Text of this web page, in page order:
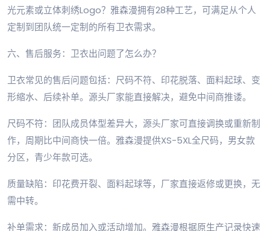
光元素或立体刺绣Logo？雅森漫拥有28种工艺，可满足从个人
定制到团队统一定制的所有卫衣需求。
六、售后服务：卫衣出问题了怎么办？
卫衣常见的售后问题包括：尺码不符、印花脱落、面料起球、变
形缩水、后续补单。源头厂家能直接解决，避免中间商推诿。
尺码不符：团队成员体型差异大，源头厂家可直接调换或重新制
作，周期比中间商快一倍。雅森漫提供XS-5XL全尺码，男女款
分区，青少年款可选。
质量缺陷：印花费开裂、面料起球等，厂家直接返修或更换，无
需中转。
补单需求：新成员加入或活动增加。雅森漫根据原生产记录快速